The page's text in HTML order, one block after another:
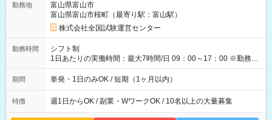
例】 ・河合塾模擬試験 8:30～17:30（休憩1時間） 時給1,300円
×8時間＝日収10,400円＋交通費 ※当日の役割により時給＋100
円の場合あり ・国家試験 7:00～13:30（休憩なし） 時給1,300
円（役割手当＋100円）×6時間＝日収8,400円＋交通費 【試用期
間】試用期間なし
勤務地
富山県富山市
富山県富山市桜町（最寄り駅：富山駅）
株式会社全国試験運営センター
勤務時間
シフト制
1日あたりの実働時間：最大7時間/日 09：00～17：00 ※勤務時
間は 試験により異なります。
期間 単発・1日のみOK / 短期（1ヶ月以内）
特徴 週1日からOK / 副業・WワークOK / 10名以上の大量募集